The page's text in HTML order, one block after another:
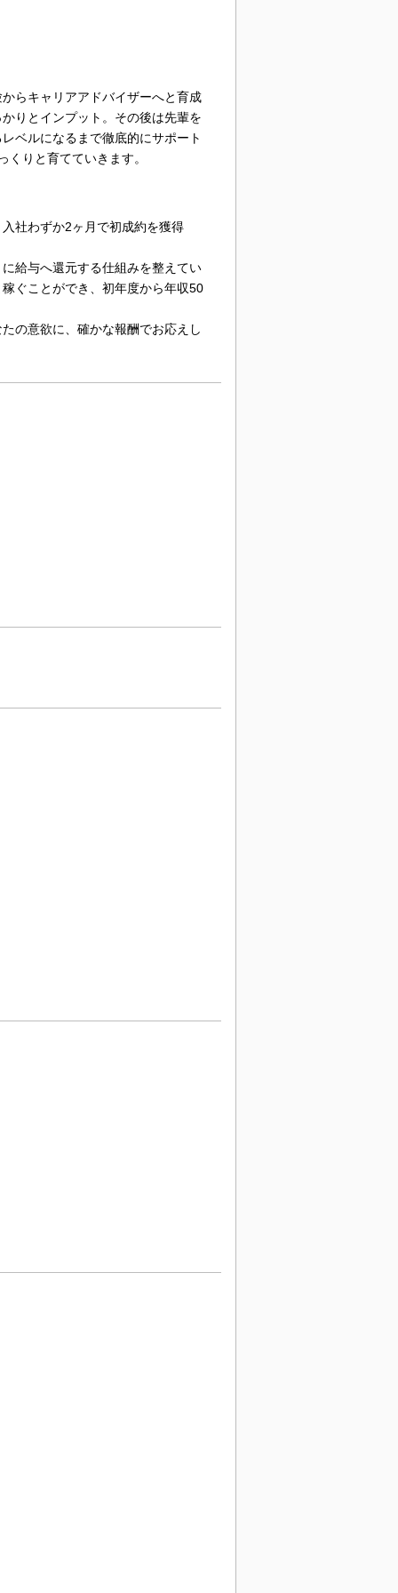
らキャリアアドバイザーへと育成
りとインプット。その後は先輩を
ベルになるまで徹底的にサポート
りと育てていきます。
社わずか2ヶ月で初成約を獲得
給与へ還元する仕組みを整えてい
ぐことができ、初年度から年収50
の意欲に、確かな報酬でお応えし